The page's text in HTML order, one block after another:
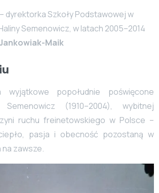
– dyrektorka Szkoły Podstawowej w
Semenowicz, w latach 2005–2014
Maik
wyjątkowe popołudnie poświęcone
(1910–2004), wybitnej
ruchu freinetowskiego w Polsce –
pasja i obecność pozostaną w
zawsze.